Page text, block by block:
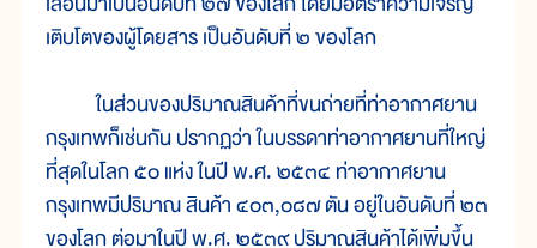
เติบโตของผู้โดยสาร เป็นอันดับที่ ๒ ของโลก
ในส่วนของปริมาณสินค้าที่ขนถ่ายที่ท่าอากาศยาน
กรุงเทพก็เช่นกัน ปรากฏว่า ในบรรดาท่าอากาศยานที่ใหญ่
ที่สุดในโลก ๕๐ แห่ง ในปี พ.ศ. ๒๕๓๔ ท่าอากาศยาน
กรุงเทพมีปริมาณ สินค้า ๔๐๓,๐๘๗ ตัน อยู่ในอันดับที่ ๒๓
ของโลก ต่อมาในปี พ.ศ. ๒๕๓๙ ปริมาณสินค้าได้เพิ่มขึ้น